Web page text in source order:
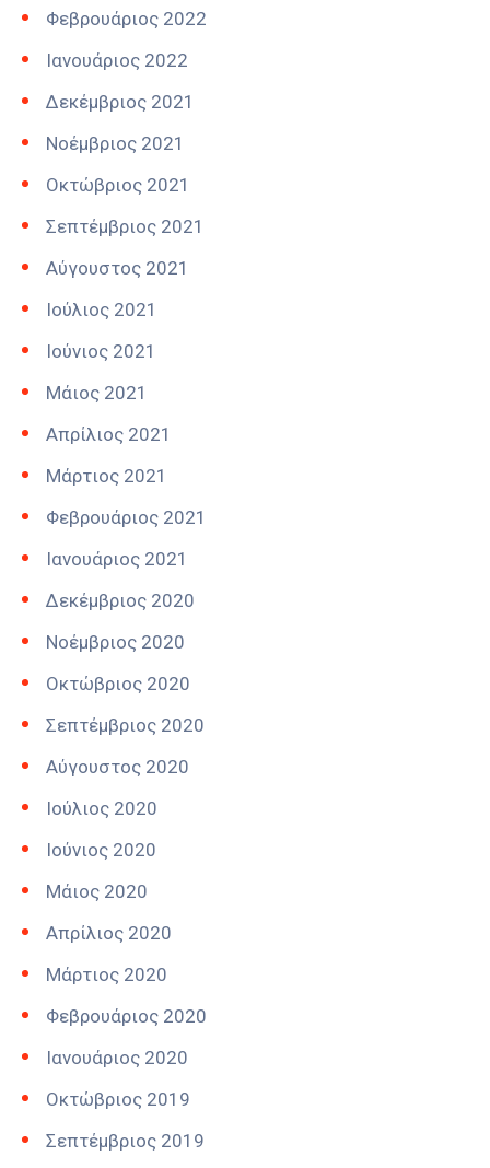
Φεβρουάριος 2022
Ιανουάριος 2022
Δεκέμβριος 2021
Νοέμβριος 2021
Οκτώβριος 2021
Σεπτέμβριος 2021
Αύγουστος 2021
Ιούλιος 2021
Ιούνιος 2021
Μάιος 2021
Απρίλιος 2021
Μάρτιος 2021
Φεβρουάριος 2021
Ιανουάριος 2021
Δεκέμβριος 2020
Νοέμβριος 2020
Οκτώβριος 2020
Σεπτέμβριος 2020
Αύγουστος 2020
Ιούλιος 2020
Ιούνιος 2020
Μάιος 2020
Απρίλιος 2020
Μάρτιος 2020
Φεβρουάριος 2020
Ιανουάριος 2020
Οκτώβριος 2019
Σεπτέμβριος 2019